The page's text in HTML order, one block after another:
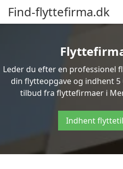
Find-flyttefirma.dk
Leder du efter en professionel
din flytteopgave og indhent
tilbud fra flyttefirmaer i
Indhent